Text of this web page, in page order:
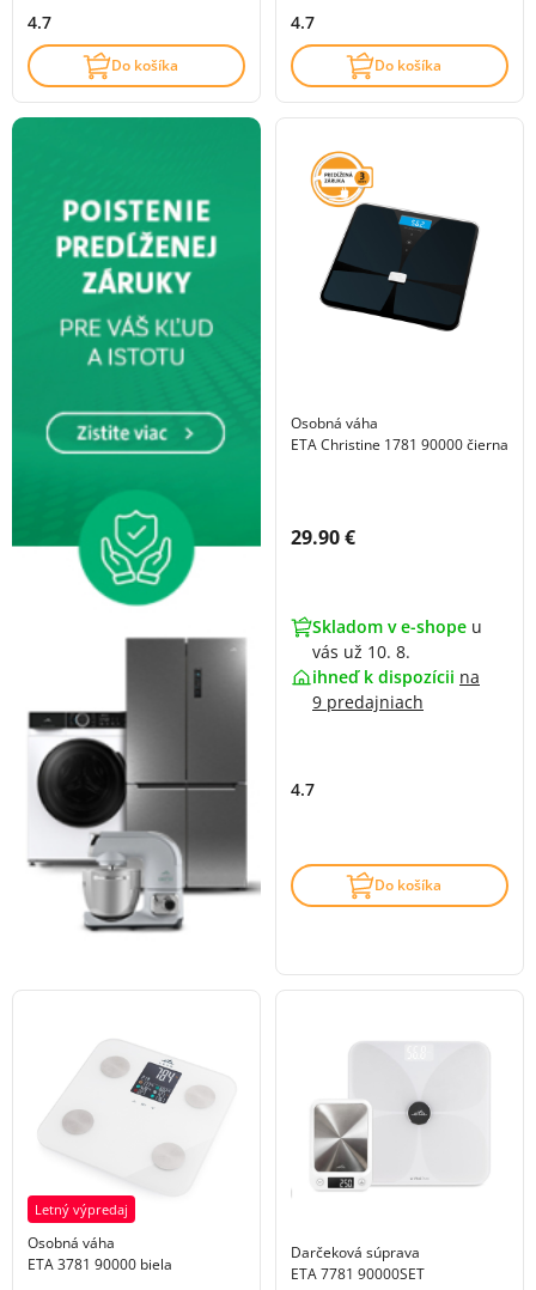
4.7
Do košíka
4.7
Do košíka
Osobná váha
ETA Christine 1781 90000 čierna
Cena s DPH:
29.90 €
Skladom v e-shope u
vás už 10. 8.
ihneď k dispozícii na
9 predajniach
4.7
Do košíka
Letný výpredaj
Osobná váha
ETA 3781 90000 biela
Darčeková súprava
ETA 7781 90000SET